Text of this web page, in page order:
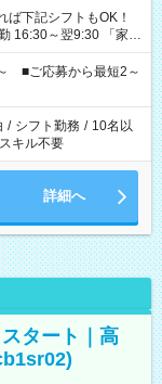
～翌9:30 「家族
の準備がしたい」
希望を教えてください
週40時間を超える場
■ご応募から最短2～
/ シフト勤務 / 10名以
キル不要
詳細へ
タート｜高